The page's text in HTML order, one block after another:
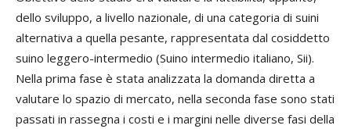
dello sviluppo, a livello nazionale, di una categoria di suini
alternativa a quella pesante, rappresentata dal cosiddetto
suino leggero-intermedio (Suino intermedio italiano, Sii).
Nella prima fase è stata analizzata la domanda diretta a
valutare lo spazio di mercato, nella seconda fase sono stati
passati in rassegna i costi e i margini nelle diverse fasi della